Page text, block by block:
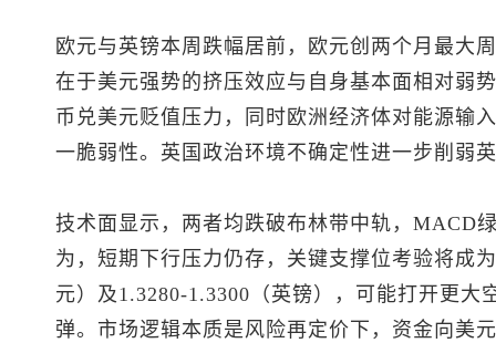
欧元与英镑本周跌幅居前，欧元创两个月最大
在于美元强势的挤压效应与自身基本面相对弱
币兑美元贬值压力，同时欧洲经济体对能源输
一脆弱性。英国政治环境不确定性进一步削弱
技术面显示，两者均跌破布林带中轨，MACD
为，短期下行压力仍存，关键支撑位考验将成
元）及1.3280-1.3300（英镑），可能打开更大
弹。市场逻辑本质是风险再定价下，资金向美